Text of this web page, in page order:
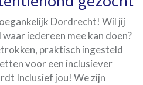
Dordrecht! Wil jij
iedereen mee kan doen?
praktisch ingesteld
voor een inclusiever
Inclusief jou! We zijn